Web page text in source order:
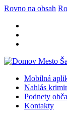
Rovno na obsah
Mobilná
Nahlás
Podnety
Kontakty